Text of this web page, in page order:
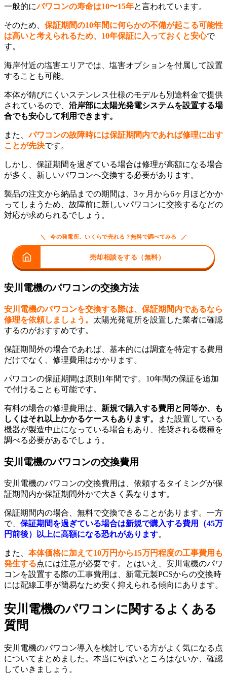
一般的にパワコンの寿命は10〜15年と言われています。
そのため、 保証期間の10年間に何らかの不備が起こる可能性
は高いと考えられるため、10年保証に入っておくと安心で
す。
海岸付近の塩害エリアでは、塩害オプションを付属して設置
することも可能。
本体が錆びにくいステンレス仕様のモデルも別途料金で提供
されているので、 沿岸部に太陽光発電システムを設置する場
合でも安心して利用できます。
また、パワコンの故障時には保証期間内であれば修理に出す
ことが先決です。
しかし、保証期間を過ぎている場合は修理が高額になる場合
が多く、新しいパワコンへ交換する必要があります。
製品の注文から納品までの期間は、3ヶ月から6ヶ月ほどかか
ってしまうため、故障前に新しいパワコンに交換するなどの
対応が求められるでしょう。
＼ 今の発電所、いくらで売れる？無料で調べてみる ／
売却相談をする（無料）
安川電機のパワコンの交換方法
安川電機のパワコンを交換する際は、保証期間内であるなら
修理を依頼しましょう。 太陽光発電所を設置した業者に確認
するのがおすすめです。
保証期間外の場合であれば、基本的には調査を特定する費用
だけでなく、修理費用はかかります。
パワコンの保証期間は原則1年間です。10年間の保証を追加
で付けることも可能です。
有料の場合の修理費用は、 新規で購入する費用と同等か、も
しくはそれ以上かかるケースもあります。
また設置している
機器が製造中止になっている場合もあり、推奨される機種を
調べる必要があるでしょう。
安川電機のパワコンの交換費用
安川電機のパワコンの交換費用は、依頼するタイミングが保
証期間内か保証期間外かで大きく異なります。
保証期間内の場合、無料で交換できることがあります。一方
で、 保証期間を過ぎている場合は新規で購入する費用（45万
円前後）以上に高額になる恐れがあります。
また、 本体価格に加えて10万円から15万円程度の工事費用も
発生する点には注意が必要です。とはいえ、安川電機のパワ
コンを設置する際の工事費用は、新電元製PCSからの交換時
には配線工事が簡易なため安く抑えられる傾向にあります。
安川電機のパワコンに関するよくある
質問
安川電機のパワコン導入を検討している方がよく気になる点
についてまとめました。本当にやばいところはないか、確認
していきましょう。